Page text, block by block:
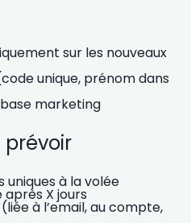
sur les nouveaux
unique, prénom dans
marketing
prévoir
à la volée
X jours
à l’email, au compte,